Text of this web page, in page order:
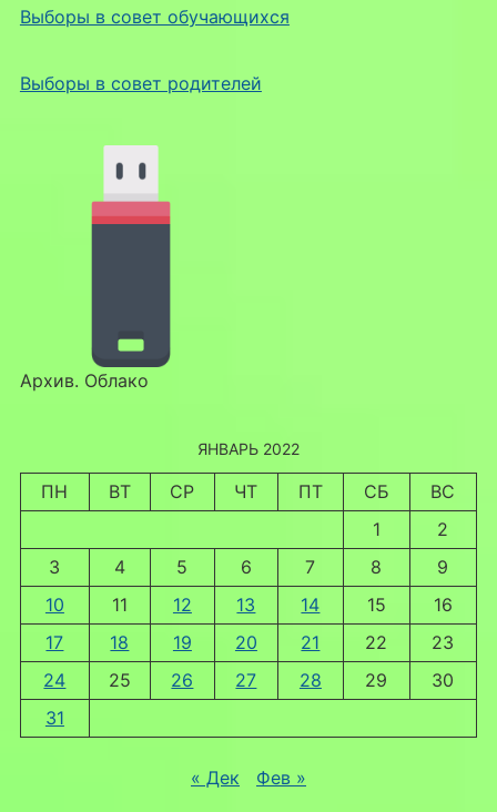
Выборы в совет обучающихся
Выборы в совет родителей
Архив. Облако
ЯНВАРЬ 2022
ПН ВТ СР ЧТ ПТ СБ
ВС
1
2
3
4 5 6 7 8
9
10
11 12 13 14 15
16
17
18 19 20 21 22
23
24
25 26 27 28 29
30
31
« Дек Фев »